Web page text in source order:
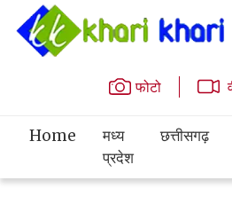
फोटो
Home
मध्य
प्रदेश
छत्तीसगढ़